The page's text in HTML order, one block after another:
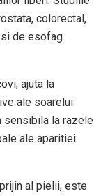
colorectal,
de esofag.
ajuta la
ale soarelui.
sensibila la razele
ale aparitiei
al pielii, este